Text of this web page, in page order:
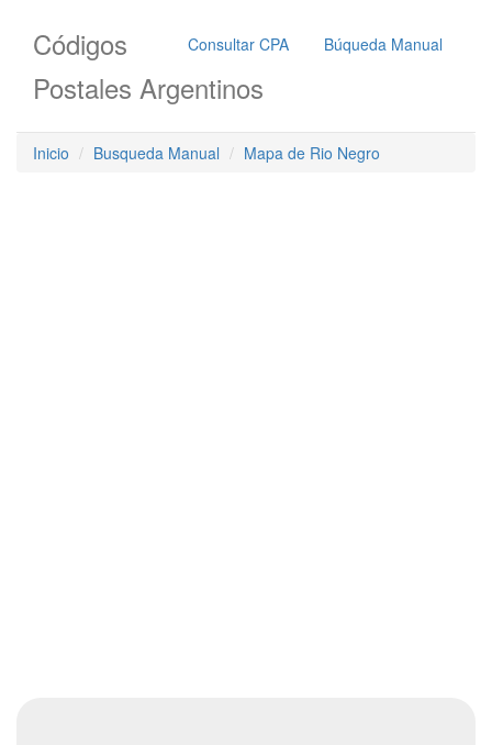
Consultar CPA Búqueda Manual
Códigos
Postales Argentinos
Inicio Busqueda Manual Mapa de Rio Negro